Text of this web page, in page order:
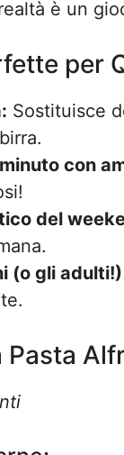
è un
per
Sostituisce
con
del
(o gli